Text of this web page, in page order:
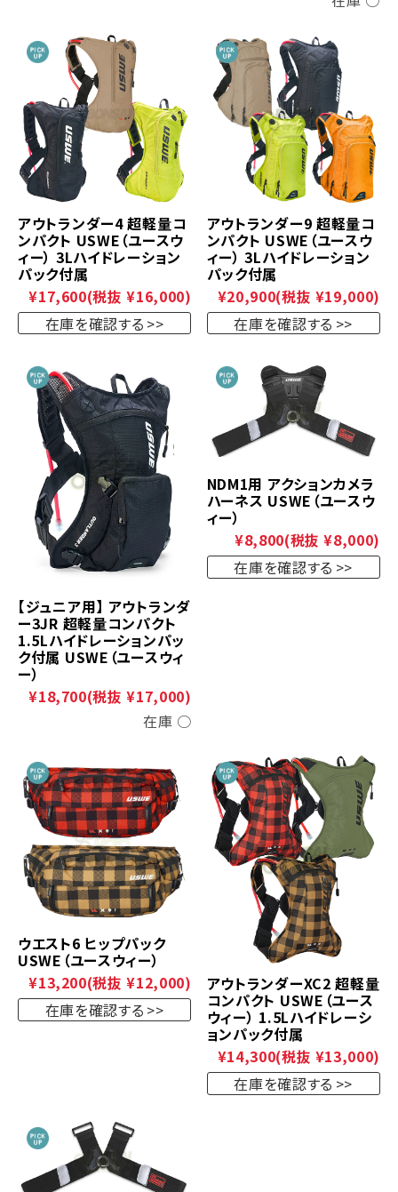
アウトランダー4 超軽量コ
ンパクト USWE（ユースウ
ィー） 3Lハイドレーション
パック付属
¥17,600(税抜 ¥16,000)
在庫を確認する
アウトランダー9 超軽量コ
ンパクト USWE（ユースウ
ィー） 3Lハイドレーション
パック付属
¥20,900(税抜 ¥19,000)
在庫を確認する
【ジュニア用】 アウトランダ
ー3JR 超軽量コンパクト
1.5Lハイドレーションパッ
ク付属 USWE（ユースウィ
ー）
¥18,700(税抜 ¥17,000)
在庫 ○
NDM1用 アクションカメラ
ハーネス USWE（ユースウ
ィー）
¥8,800(税抜 ¥8,000)
在庫を確認する
ウエスト6 ヒップパック
USWE（ユースウィー）
¥13,200(税抜 ¥12,000)
在庫を確認する
アウトランダーXC2 超軽量
コンパクト USWE（ユース
ウィー） 1.5Lハイドレーシ
ョンパック付属
¥14,300(税抜 ¥13,000)
在庫を確認する